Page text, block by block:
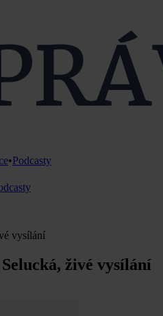
•Podcasty
vysílání
živé vysílání